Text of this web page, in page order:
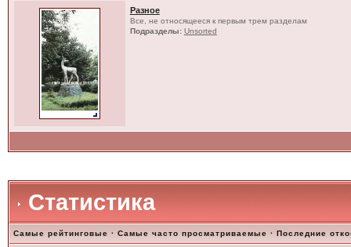
Разное
Все, не относящееся к первым трем разделам
Подразделы: Unsorted
Статистика
Самые рейтинговые · Самые часто просматриваемые · Последние